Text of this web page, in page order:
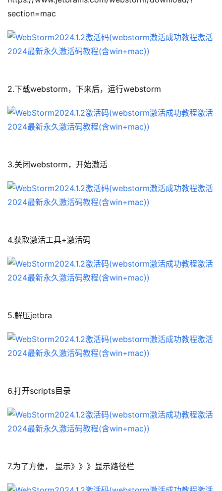
section=mac
2.下载webstorm，下来后，运行webstorm
3.关闭webstorm，开始激活
4.获取激活工具+激活码
5.解压jetbra
6.打开scripts目录
7.为了方便， 显示》》》显示路径栏